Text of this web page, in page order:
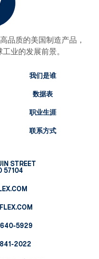
品质的美国制造产品，
业的发展前景。
我们是谁
数据表
职业生涯
联系方式
STREET
57104
5929
2022